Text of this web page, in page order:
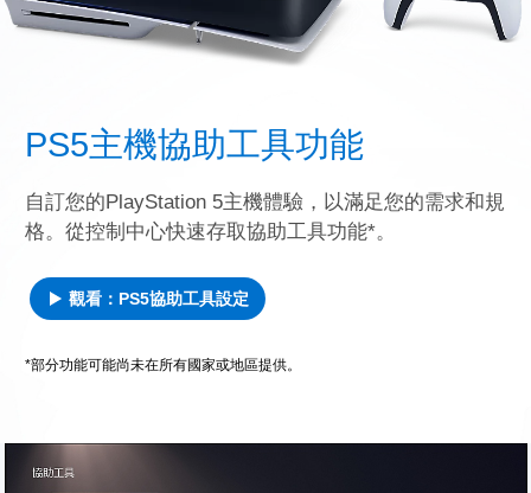
PS5主機協助工具功能
自訂您的PlayStation 5主機體驗，以滿足您的需求和規
格。從控制中心快速存取協助工具功能*。
觀看：PS5協助工具設定
*部分功能可能尚未在所有國家或地區提供。